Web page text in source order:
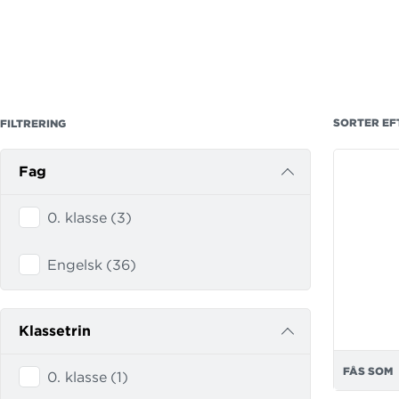
og
betyder,
fraser
I hvert
Læs mere
FILTRERING
Fag
0. klasse (3)
Engelsk (36)
Klassetrin
0. klasse (1)
SORTER
FÅS SOM